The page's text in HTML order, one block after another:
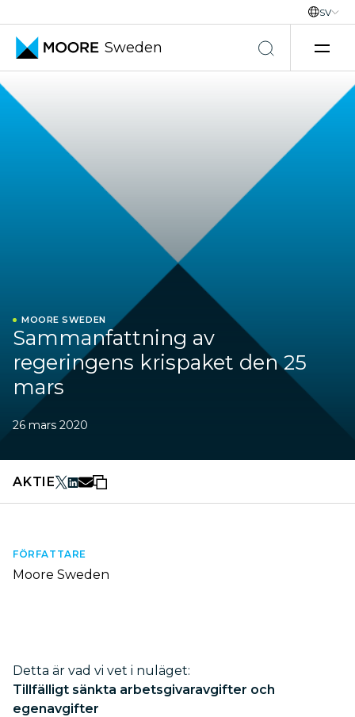
Hoppa till innehåll
SV
Sweden
MOORE SWEDEN
Sammanfattning av
regeringens krispaket den 25
mars
26 mars 2020
AKTIE
FÖRFATTARE
Moore Sweden
Detta är vad vi vet i nuläget:
Tillfälligt sänkta arbetsgivaravgifter och
egenavgifter